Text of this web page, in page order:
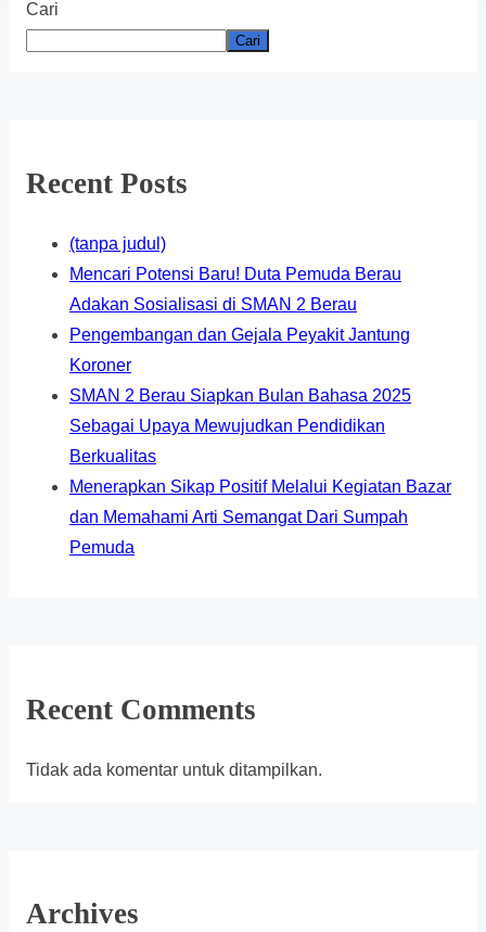
Cari
Cari
Recent Posts
(tanpa judul)
Mencari Potensi Baru! Duta Pemuda Berau
Adakan Sosialisasi di SMAN 2 Berau
Pengembangan dan Gejala Peyakit Jantung
Koroner
SMAN 2 Berau Siapkan Bulan Bahasa 2025
Sebagai Upaya Mewujudkan Pendidikan
Berkualitas
Menerapkan Sikap Positif Melalui Kegiatan Bazar
dan Memahami Arti Semangat Dari Sumpah
Pemuda
Recent Comments
Tidak ada komentar untuk ditampilkan.
Archives